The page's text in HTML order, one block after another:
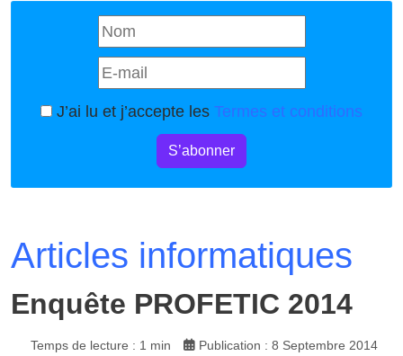
J’ai lu et j’accepte les Termes et conditions
S’abonner
Articles informatiques
Enquête PROFETIC 2014
Temps de lecture : 1 min Publication : 8 Septembre 2014